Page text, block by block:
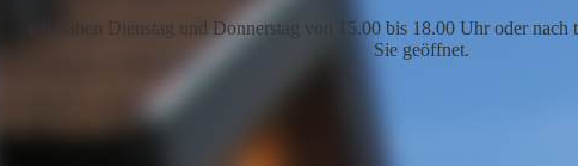
wir haben Dienstag und Donnerstag von 15.00 bis 18.00 Uhr oder
Sie geöffnet.